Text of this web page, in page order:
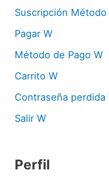
Suscripción Método
Pagar W
Método de Pago W
Carrito W
Contraseña perdida
Salir W
Perfil